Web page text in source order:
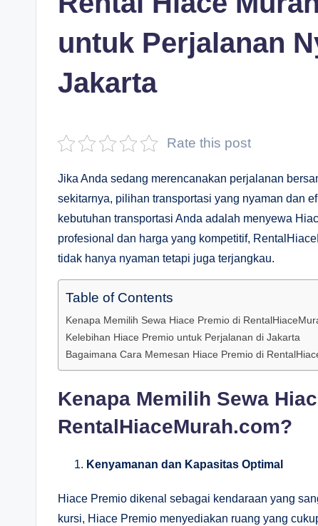
untuk Perjalanan
Jakarta
Rate this post
Jika Anda sedang merencanakan perjalanan
sekitarnya, pilihan transportasi yang nyaman dan
kebutuhan transportasi Anda adalah menyewa
profesional dan harga yang kompetitif,
tidak hanya nyaman tetapi juga terjangkau.
Table of Contents
Kenapa Memilih Sewa Hiace Premio di
Kelebihan Hiace Premio untuk Perjalanan di Jakarta
Bagaimana Cara Memesan Hiace Premio di
Kenapa Memilih Sewa
RentalHiaceMurah.com?
Kenyamanan dan Kapasitas Optimal
Hiace Premio dikenal sebagai kendaraan yang
kursi, Hiace Premio menyediakan ruang yang